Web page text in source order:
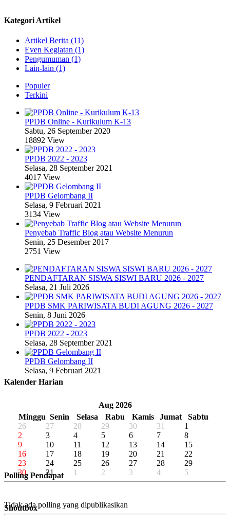
Kategori Artikel
Artikel Berita (11)
Even Kegiatan (1)
Pengumuman (1)
Lain-lain (1)
Populer
Terkini
PPDB Online - Kurikulum K-13
Sabtu, 26 September 2020
18892 View
PPDB 2022 - 2023
Selasa, 28 September 2021
4017 View
PPDB Gelombang II
Selasa, 9 Februari 2021
3134 View
Penyebab Traffic Blog atau Website Menurun
Senin, 25 Desember 2017
2751 View
PENDAFTARAN SISWA SISWI BARU 2026 - 2027
Selasa, 21 Juli 2026
PPDB SMK PARIWISATA BUDI AGUNG 2026 - 2027
Senin, 8 Juni 2026
PPDB 2022 - 2023
Selasa, 28 September 2021
PPDB Gelombang II
Selasa, 9 Februari 2021
Kalender Harian
Aug 2026
Minggu Senin Selasa Rabu Kamis Jumat
Sabtu
26
27 28 29 30 31
1
2
3 4 5 6 7
8
9
10 11 12 13 14
15
16
17 18 19 20 21
22
23
24 25 26 27 28
29
30
31 1 2 3 4 5
Polling Pendapat
Tidak ada polling yang dipublikasikan
Shoutbox